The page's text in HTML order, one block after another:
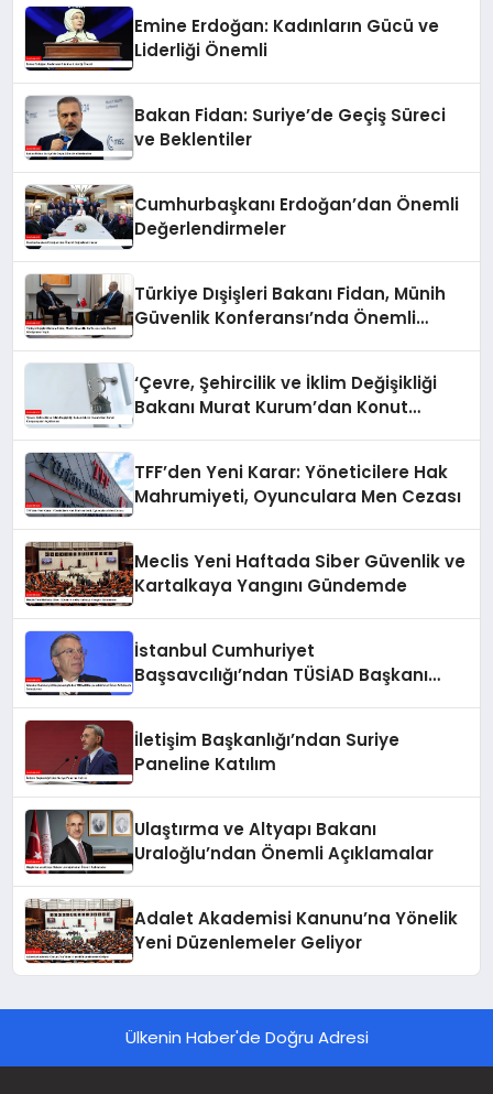
Emine Erdoğan: Kadınların Gücü ve
Liderliği Önemli
Bakan Fidan: Suriye’de Geçiş Süreci
ve Beklentiler
Cumhurbaşkanı Erdoğan’dan Önemli
Değerlendirmeler
Türkiye Dışişleri Bakanı Fidan, Münih
Güvenlik Konferansı’nda Önemli
‘Çevre, Şehircilik ve İklim Değişikliği
Bakanı Murat Kurum’dan Konut
TFF’den Yeni Karar: Yöneticilere Hak
Mahrumiyeti, Oyunculara Men Cezası
Meclis Yeni Haftada Siber Güvenlik ve
Kartalkaya Yangını Gündemde
İstanbul Cumhuriyet
Başsavcılığı’ndan TÜSİAD Başkanı
İletişim Başkanlığı’ndan Suriye
Paneline Katılım
Ulaştırma ve Altyapı Bakanı
Uraloğlu’ndan Önemli Açıklamalar
Adalet Akademisi Kanunu’na Yönelik
Yeni Düzenlemeler Geliyor
Ülkenin Haber'de Doğru Adresi